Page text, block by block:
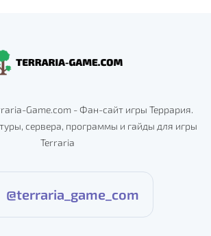
Game.com - Фан-сайт игры Террария.
сервера, программы и гайды для игры
Terraria
@terraria_game_com